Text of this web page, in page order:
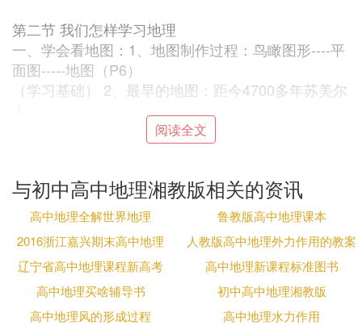
第二节 我们怎样学习地理
一、学会看地图：1、地图制作过程：鸟瞰图形----平
面图-----地图（P6）
（学习基础） 2、最早的地图：距今4700多年苏美尔
3、地图的种类：（P7）
（1）通常方法：上北下南左西右东
（2）有指向标地图：箭头指向北方
（3）有经纬网地图：经线指示南北方向，纬线指示
东西方
（4）室外看地图：面朝北背朝南
（5）确定地平面方向：指南针；北极星；太阳；年
轮；树叶疏密；山两侧的潮湿程度
阅读全文
与初中高中地理湘教版相关的资讯
高中地理全解世界地理
鲁教版高中地理课本
2016浙江嘉兴期末高中地理
人教版高中地理外力作用的教案
辽宁省高中地理课程新高考
高中地理新课程标准图书
高中地理买啥辅导书
初中高中地理湘教版
高中地理风的形成过程
高中地理水力作用